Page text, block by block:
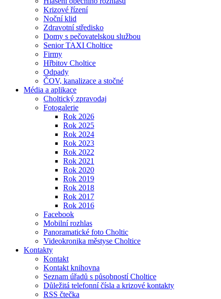
Krizové řízení
Noční klid
Zdravotní středisko
Domy s pečovatelskou službou
Senior TAXI Choltice
Firmy
Hřbitov Choltice
Odpady
ČOV, kanalizace a stočné
Média a aplikace
Choltický zpravodaj
Fotogalerie
Rok 2026
Rok 2025
Rok 2024
Rok 2023
Rok 2022
Rok 2021
Rok 2020
Rok 2019
Rok 2018
Rok 2017
Rok 2016
Facebook
Mobilní rozhlas
Panoramatické foto Choltic
Videokronika městyse Choltice
Kontakty
Kontakt
Kontakt knihovna
Seznam úřadů s působností Choltice
Důležitá telefonní čísla a krizové kontakty
RSS čtečka